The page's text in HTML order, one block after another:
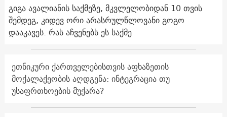
გიგა ავალიანის საქმეზე, მკვლელობიდან 10 თვის
შემდეგ, კიდევ ორი არასრულწლოვანი გოგო
დააკავეს. რას აჩვენებს ეს საქმე
ეთნიკური ქართველებისთვის აფხაზეთის
მოქალაქეობის აღდგენა: ინტეგრაცია თუ
უსაფრთხოების მუქარა?